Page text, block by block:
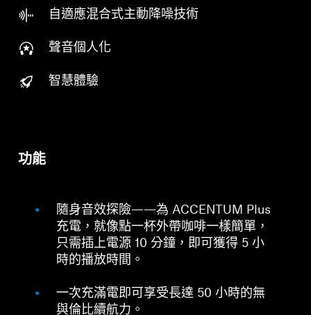
自適應混合式主動降噪技術
聲音個人化
智慧體驗
功能
隨身音效探險——為 ACCENTUM Plus
充電，就像點一杯外帶咖啡一樣簡單，
只需插上電源 10 分鐘，即可獲得 5 小
時的播放時間。
一次充滿電即可享受長達 50 小時的無
與倫比續航力。